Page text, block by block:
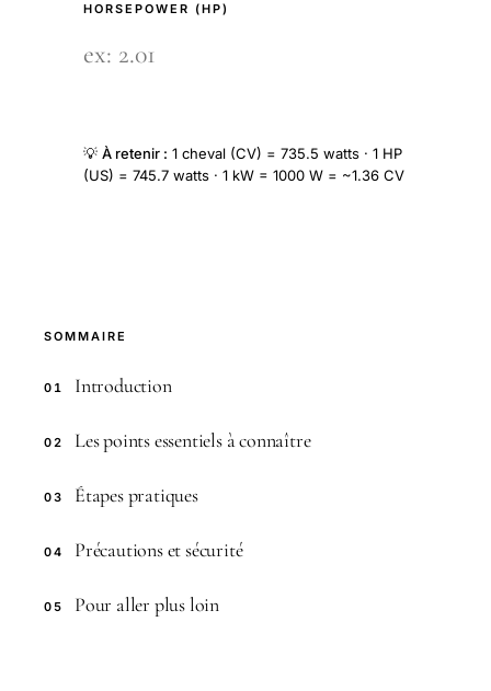
HORSEPOWER (HP)
💡 À retenir : 1 cheval (CV) = 735.5 watts · 1 HP
(US) = 745.7 watts · 1 kW = 1000 W = ~1.36 CV
SOMMAIRE
01 Introduction
02 Les points essentiels à connaître
03 Étapes pratiques
04 Précautions et sécurité
05 Pour aller plus loin